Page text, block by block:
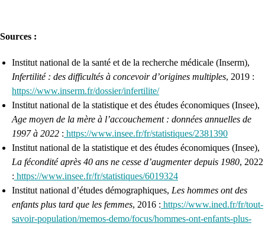
Sources :
Institut national de la santé et de la recherche médicale (Inserm),
Infertilité : des difficultés à concevoir d’origines multiples, 2019 :
https://www.inserm.fr/dossier/infertilite/
Institut national de la statistique et des études économiques (Insee),
Age moyen de la mère à l’accouchement : données annuelles de
1997 à 2022 : https://www.insee.fr/fr/statistiques/2381390
Institut national de la statistique et des études économiques (Insee),
La fécondité après 40 ans ne cesse d’augmenter depuis 1980, 2022
: https://www.insee.fr/fr/statistiques/6019324
Institut national d’études démographiques, Les hommes ont des
enfants plus tard que les femmes, 2016 : https://www.ined.fr/fr/tout-
savoir-population/memos-demo/focus/hommes-ont-enfants-plus-